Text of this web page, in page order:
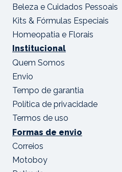
Beleza e Cuidados Pessoais
Kits & Fórmulas Especiais
Homeopatia e Florais
Institucional
Quem Somos
Envio
Tempo de garantia
Política de privacidade
Termos de uso
Formas de envio
Correios
Motoboy